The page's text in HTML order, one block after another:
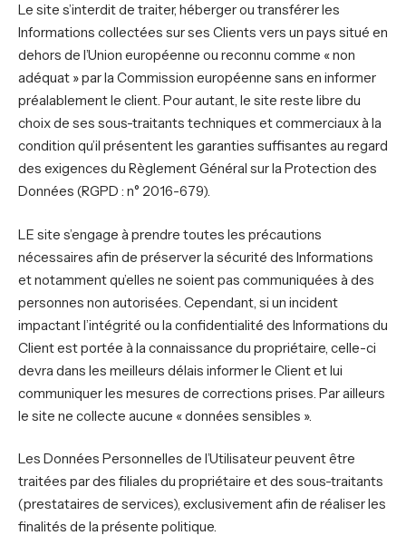
Le site s’interdit de traiter, héberger ou transférer les
Informations collectées sur ses Clients vers un pays situé en
dehors de l’Union européenne ou reconnu comme « non
adéquat » par la Commission européenne sans en informer
préalablement le client. Pour autant, le site reste libre du
choix de ses sous-traitants techniques et commerciaux à la
condition qu’il présentent les garanties suffisantes au regard
des exigences du Règlement Général sur la Protection des
Données (RGPD : n° 2016-679).
LE site s’engage à prendre toutes les précautions
nécessaires afin de préserver la sécurité des Informations
et notamment qu’elles ne soient pas communiquées à des
personnes non autorisées. Cependant, si un incident
impactant l’intégrité ou la confidentialité des Informations du
Client est portée à la connaissance du propriétaire, celle-ci
devra dans les meilleurs délais informer le Client et lui
communiquer les mesures de corrections prises. Par ailleurs
le site ne collecte aucune « données sensibles ».
Les Données Personnelles de l’Utilisateur peuvent être
traitées par des filiales du propriétaire et des sous-traitants
(prestataires de services), exclusivement afin de réaliser les
finalités de la présente politique.